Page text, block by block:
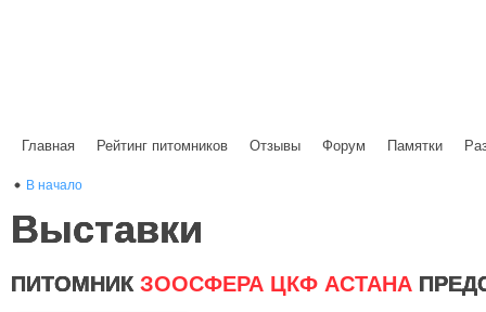
Главная Рейтинг питомников Отзывы Форум Памятки
В начало
Выставки
ПИТОМНИК ЗООСФЕРА ЦКФ АСТАНА